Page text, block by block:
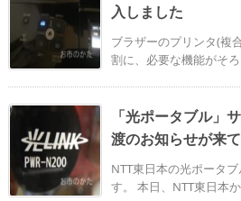
入しました
ブラザーのプリンタ(複
割に、必要な機能がそ
「光ポータブル」
渡のお知らせが来
NTT東日本の光ポータ
す。 本日、NTT東日本